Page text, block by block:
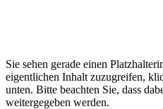
Sie sehen gerade einen
eigentlichen Inhalt zuzugreifen,
unten. Bitte beachten Sie, dass
weitergegeben werden.